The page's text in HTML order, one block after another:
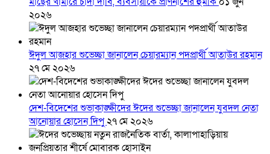
২০২৬
ঈদুল আজহার শুভেচ্ছা জানালেন চেয়ারম্যান পদপ্রার্থী আতাউর রহমান
২৭ মে ২০২৬
দেশ-বিদেশের শুভাকাঙ্ক্ষীদের ঈদের শুভেচ্ছা জানালেন যুবদল নেতা
আনোয়ার হোসেন দিপু২৭ মে ২০২৬